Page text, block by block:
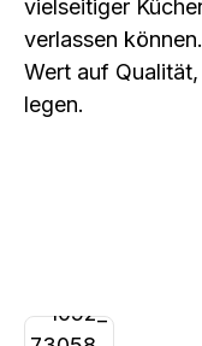
vielseitiger
verlassen
Wert auf
legen.
Bildergalerie